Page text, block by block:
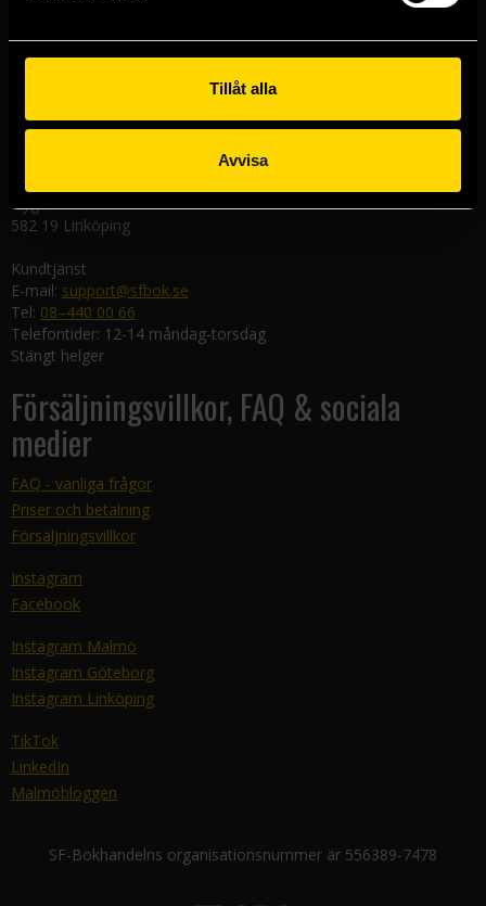
Tillåt alla
Avvisa
Södra Förstadsgatan 26
211 43 Malmö
Nygatan 20
582 19 Linköping
Kundtjänst
E-mail: support@sfbok.se
Tel: 08–440 00 66
Telefontider: 12-14 måndag-torsdag
Stängt helger
Försäljningsvillkor, FAQ & sociala
medier
FAQ - vanliga frågor
Priser och betalning
Försäljningsvillkor
Instagram
Facebook
Instagram Malmö
Instagram Göteborg
Instagram Linköping
TikTok
LinkedIn
Malmöbloggen
SF-Bokhandelns organisationsnummer är 556389-7478